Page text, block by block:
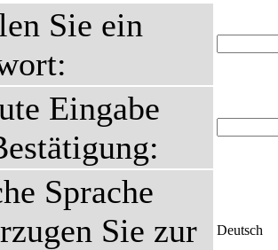
Sie ein
Eingabe
Sprache
Sie zur
Deutsch